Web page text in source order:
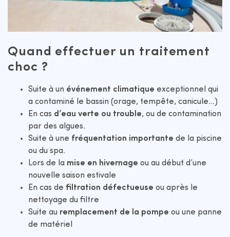
Quand effectuer un traitement
choc ?
Suite à un événement climatique exceptionnel qui
a contaminé le bassin (orage, tempête, canicule…)
En cas d’eau verte ou trouble, ou de contamination
par des algues.
Suite à une fréquentation importante de la piscine
ou du spa.
Lors de la mise en hivernage ou au début d’une
nouvelle saison estivale
En cas de filtration défectueuse ou après le
nettoyage du filtre
Suite au remplacement de la pompe ou une panne
de matériel